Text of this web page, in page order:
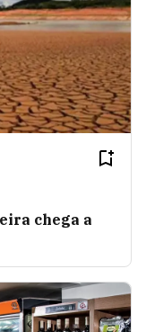
chega a